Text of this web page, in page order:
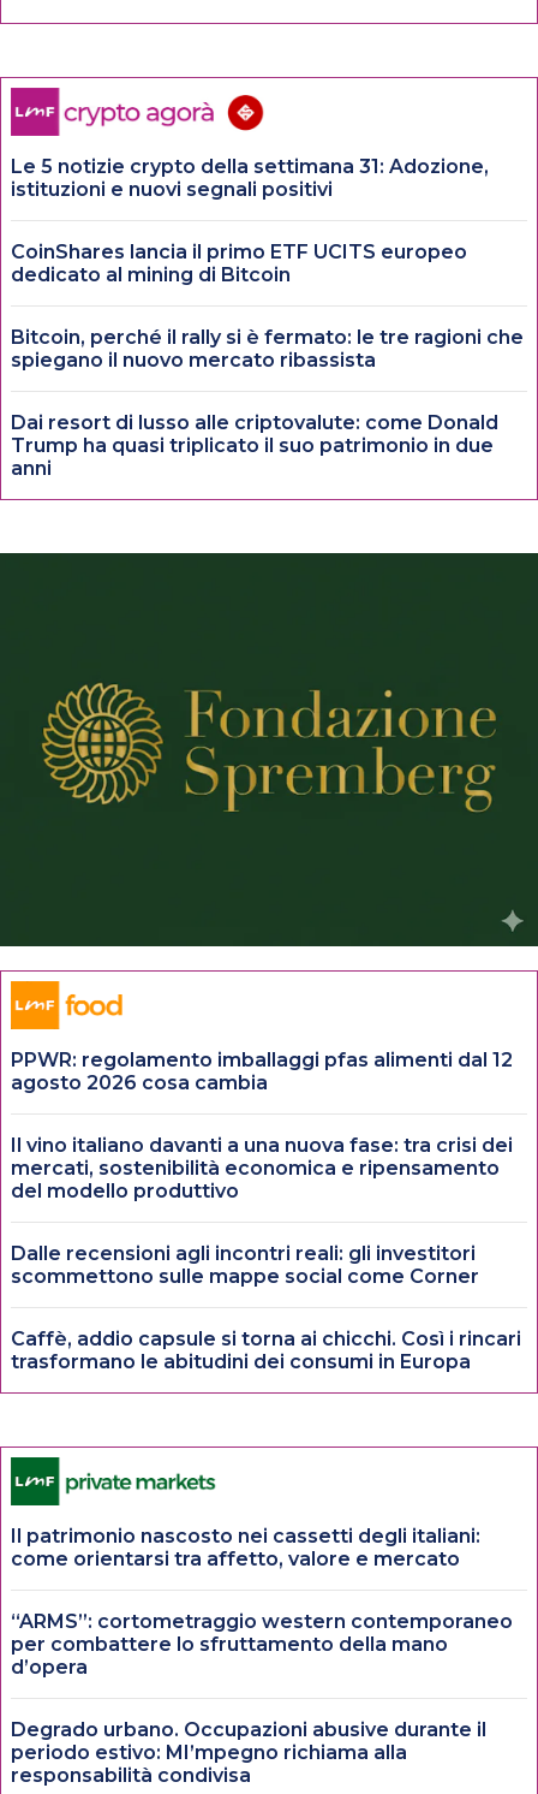
Le 5 notizie crypto della settimana 31: Adozione,
istituzioni e nuovi segnali positivi
CoinShares lancia il primo ETF UCITS europeo
dedicato al mining di Bitcoin
Bitcoin, perché il rally si è fermato: le tre ragioni che
spiegano il nuovo mercato ribassista
Dai resort di lusso alle criptovalute: come Donald
Trump ha quasi triplicato il suo patrimonio in due
anni
PPWR: regolamento imballaggi pfas alimenti dal 12
agosto 2026 cosa cambia
Il vino italiano davanti a una nuova fase: tra crisi dei
mercati, sostenibilità economica e ripensamento
del modello produttivo
Dalle recensioni agli incontri reali: gli investitori
scommettono sulle mappe social come Corner
Caffè, addio capsule si torna ai chicchi. Così i rincari
trasformano le abitudini dei consumi in Europa
Il patrimonio nascosto nei cassetti degli italiani:
come orientarsi tra affetto, valore e mercato
“ARMS”: cortometraggio western contemporaneo
per combattere lo sfruttamento della mano
d’opera
Degrado urbano. Occupazioni abusive durante il
periodo estivo: MI’mpegno richiama alla
responsabilità condivisa